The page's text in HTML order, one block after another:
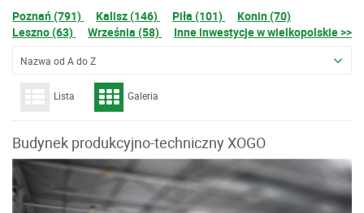
Poznań (791) Kalisz (146) Piła (101)
Konin (70)
Leszno (63)
Września (58) Inne inwestycje w wielkopolskie >>
Nazwa od A do Z
Lista Galeria
Budynek produkcyjno-techniczny XOGO